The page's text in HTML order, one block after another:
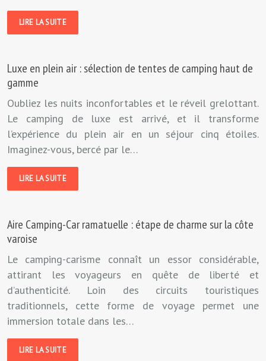
LIRE LA SUITE
Luxe en plein air : sélection de tentes de camping haut de
gamme
Oubliez les nuits inconfortables et le réveil grelottant.
Le camping de luxe est arrivé, et il transforme
l’expérience du plein air en un séjour cinq étoiles.
Imaginez-vous, bercé par le…
LIRE LA SUITE
Aire Camping-Car ramatuelle : étape de charme sur la côte
varoise
Le camping-carisme connaît un essor considérable,
attirant les voyageurs en quête de liberté et
d’authenticité. Loin des circuits touristiques
traditionnels, cette forme de voyage permet une
immersion totale dans les…
LIRE LA SUITE